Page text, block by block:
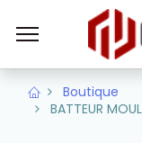
Boutique
BATTEUR